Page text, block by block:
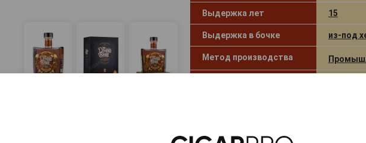
Выдержка лет 15
Выдержка в бочке из-под
Метод производства